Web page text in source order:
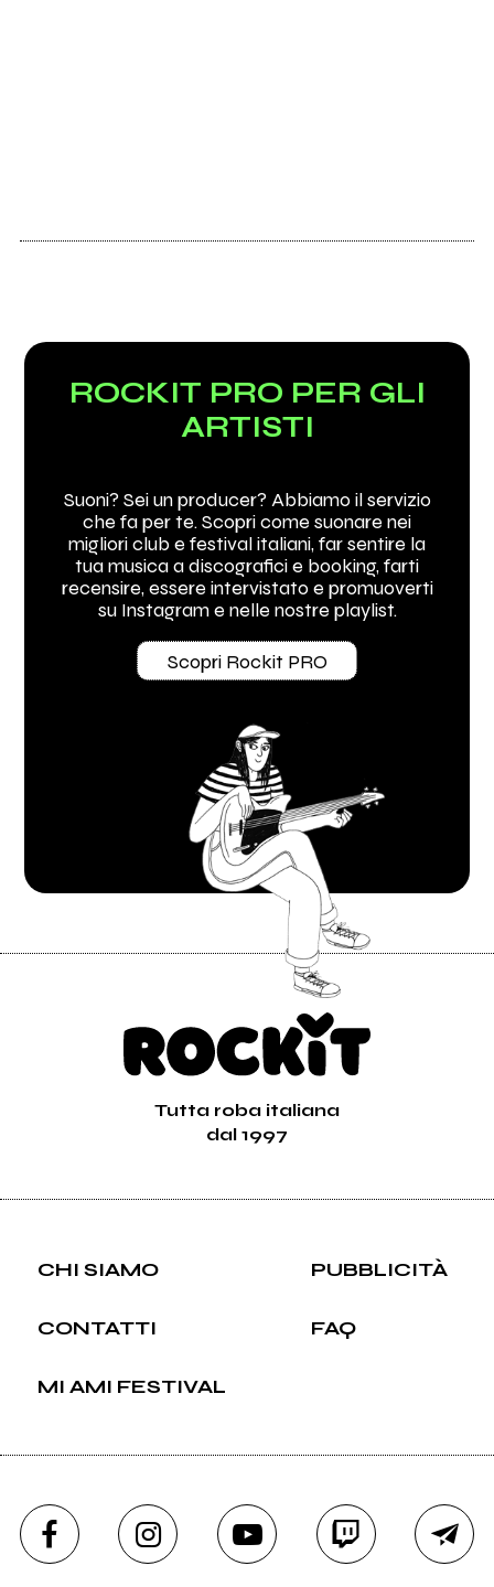
ROCKIT PRO PER GLI
ARTISTI
Suoni? Sei un producer? Abbiamo il servizio
che fa per te. Scopri come suonare nei
migliori club e festival italiani, far sentire la
tua musica a discografici e booking, farti
recensire, essere intervistato e promuoverti
su Instagram e nelle nostre playlist.
Scopri Rockit PRO
Tutta roba italiana
dal 1997
CHI SIAMO PUBBLICITÀ
CONTATTI FAQ
MI AMI FESTIVAL